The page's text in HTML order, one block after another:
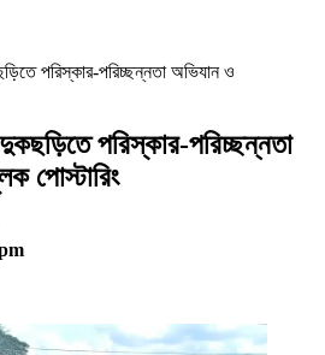
পরিস্কার-পরিচ্ছন্নতা অভিযান ও
পরিস্কার-পরিচ্ছন্নতা
পোস্টারিং